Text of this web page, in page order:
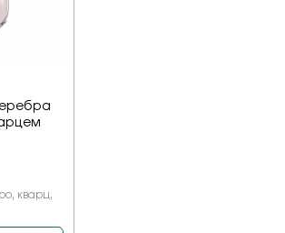
кварц,
что я ознакомлен и согласен с условиями